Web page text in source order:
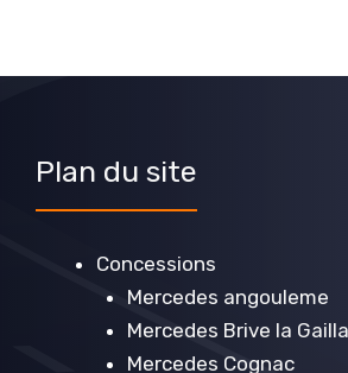
Plan du site
Concessions
Mercedes angouleme
Mercedes Brive la
Mercedes Cognac